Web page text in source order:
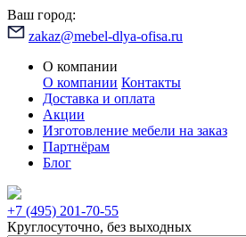
Ваш город:
zakaz@mebel-dlya-ofisa.ru
О компании
О компании Контакты
Доставка и оплата
Акции
Изготовление мебели на заказ
Партнёрам
Блог
+7 (495) 201-70-55
Круглосуточно, без выходных